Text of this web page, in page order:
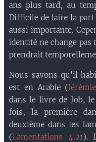
ans plus tard, au
Difficile de faire la part
aussi importante.
identité ne change
prendrait
Nous savons qu'il
est en Arabie (
dans le livre de Job,
fois, la première
deuxième dans les
(Lamentations 4.21).